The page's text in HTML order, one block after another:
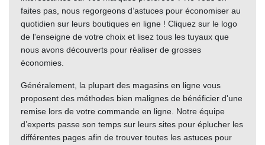
faites pas, nous regorgeons d’astuces pour économiser au
quotidien sur leurs boutiques en ligne ! Cliquez sur le logo
de l'enseigne de votre choix et lisez tous les tuyaux que
nous avons découverts pour réaliser de grosses
économies.
Généralement, la plupart des magasins en ligne vous
proposent des méthodes bien malignes de bénéficier d'une
remise lors de votre commande en ligne. Notre équipe
d’experts passe son temps sur leurs sites pour éplucher les
différentes pages afin de trouver toutes les astuces pour